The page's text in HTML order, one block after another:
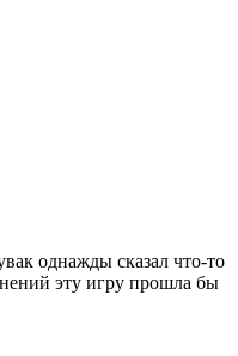
однажды сказал что-то
эту игру прошла бы